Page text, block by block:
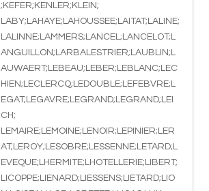
;KEFER;KENLER;KLEIN;
LABY;LAHAYE;LAHOUSSEE;LAITAT;LALINE;
LALINNE;LAMMERS;LANCEL;LANCELOT;L
ANGUILLON;LARBALESTRIER;LAUBLIN;L
AUWAERT;LEBEAU;LEBER;LEBLANC;LEC
HIEN;LECLERCQ;LEDOUBLE;LEFEBVRE;L
EGAT;LEGAVRE;LEGRAND;LEGRAND;LEI
CH;
LEMAIRE;LEMOINE;LENOIR;LEPINIER;LER
AT;LEROY;LESOBRE;LESSENNE;LETARD;L
EVEQUE;LHERMITE;LHOTELLERIE;LIBERT;
LICOPPE;LIENARD;LIESSENS;LIETARD;LIO